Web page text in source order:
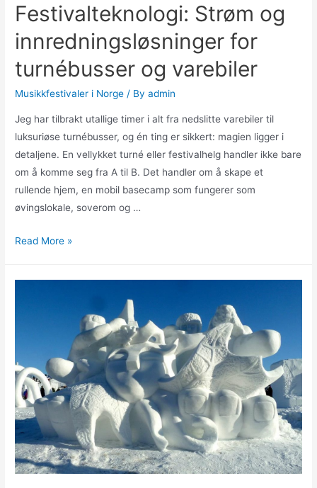
Festivalteknologi: Strøm og
innredningsløsninger for
turnébusser og varebiler
Musikkfestivaler i Norge / Byadmin
Jeg har tilbrakt utallige timer i alt fra nedslitte varebiler til
luksuriøse turnébusser, og én ting er sikkert: magien ligger i
detaljene. En vellykket turné eller festivalhelg handler ikke bare
om å komme seg fra A til B. Det handler om å skape et
rullende hjem, en mobil basecamp som fungerer som
øvingslokale, soverom og …
Festivalteknologi:
varebiler
Read More »